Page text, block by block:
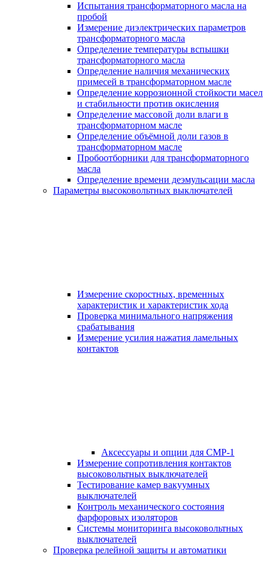
Испытания трансформаторного масла на
пробой
Измерение диэлектрических параметров
трансформаторного масла
Определение температуры вспышки
трансформаторного масла
Определение наличия механических
примесей в трансформаторном масле
Определение коррозионной стойкости масел
и стабильности против окисления
Определение массовой доли влаги в
трансформаторном масле
Определение объёмной доли газов в
трансформаторном масле
Пробоотборники для трансформаторного
масла
Определение времени деэмульсации масла
Параметры высоковольтных выключателей
Измерение скоростных, временных
характеристик и характеристик хода
Проверка минимального напряжения
срабатывания
Измерение усилия нажатия ламельных
контактов
Аксессуары и опции для СМР-1
Измерение сопротивления контактов
высоковольтных выключателей
Тестирование камер вакуумных
выключателей
Контроль механического состояния
фарфоровых изоляторов
Системы мониторинга высоковольтных
выключателей
Проверка релейной защиты и автоматики